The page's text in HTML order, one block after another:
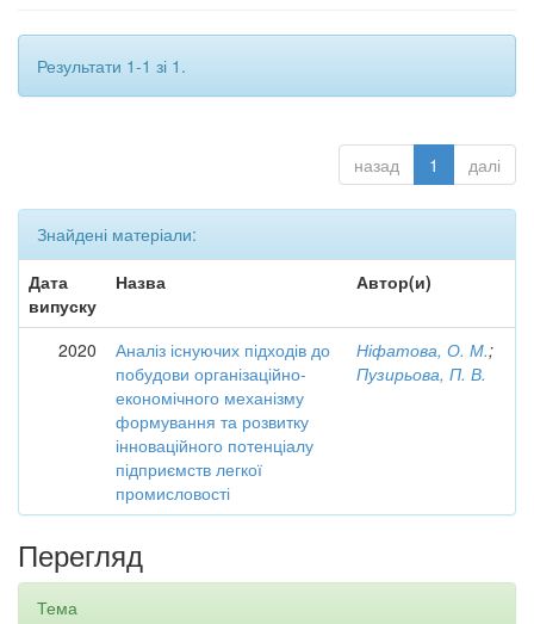
Результати 1-1 зі 1.
назад 1 далі
Знайдені матеріали:
Дата
випуску
Назва Автор(и)
2020
Аналіз існуючих підходів до
побудови організаційно-
економічного механізму
формування та розвитку
інноваційного потенціалу
підприємств легкої
промисловості
Ніфатова, О. М.;
Пузирьова, П. В.
Перегляд
Тема